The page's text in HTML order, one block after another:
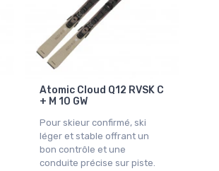
Atomic Cloud Q12 RVSK C
+ M 10 GW
Pour skieur confirmé, ski
léger et stable offrant un
bon contrôle et une
conduite précise sur piste.